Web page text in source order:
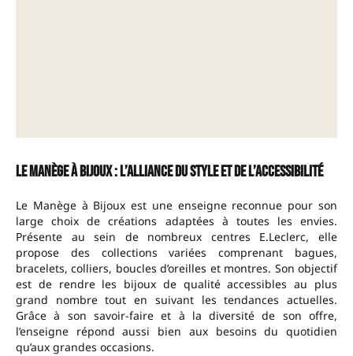
Le Manège à Bijoux : l’alliance du style et de l’accessibilité
Le Manège à Bijoux est une enseigne reconnue pour son
large choix de créations adaptées à toutes les envies.
Présente au sein de nombreux centres E.Leclerc, elle
propose des collections variées comprenant bagues,
bracelets, colliers, boucles d’oreilles et montres. Son objectif
est de rendre les bijoux de qualité accessibles au plus
grand nombre tout en suivant les tendances actuelles.
Grâce à son savoir-faire et à la diversité de son offre,
l’enseigne répond aussi bien aux besoins du quotidien
qu’aux grandes occasions.